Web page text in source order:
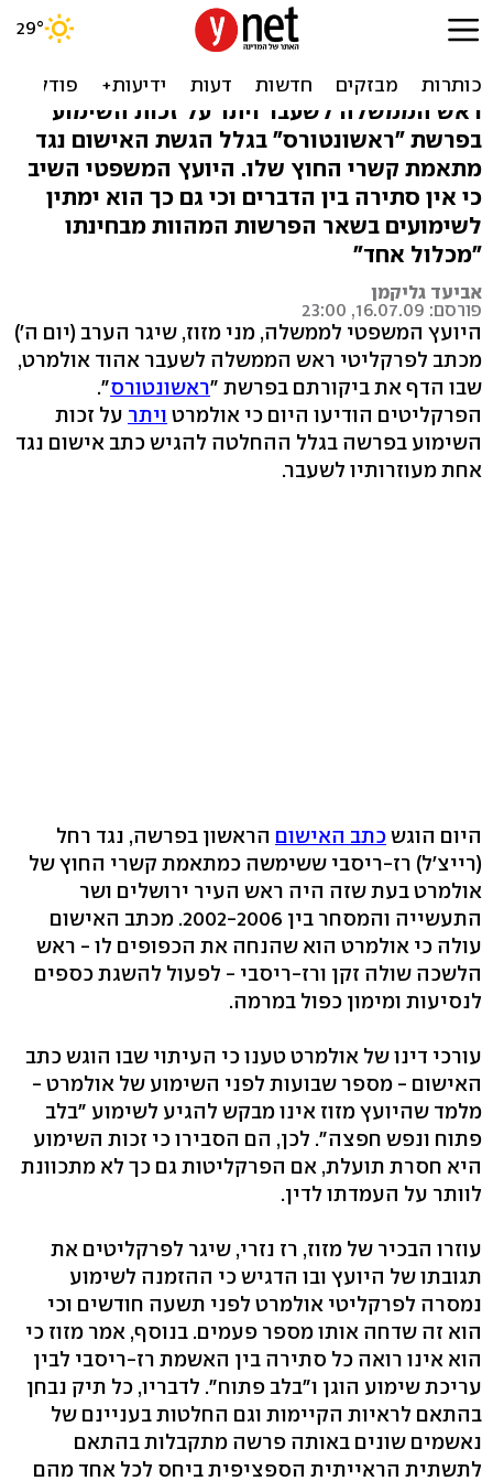
מזוז עונה לאולמרט: כל
הפרשות ביחד
ראש הממשלה לשעבר ויתר על זכות השימוע
בפרשת "ראשונטורס" בגלל הגשת האישום נגד
מתאמת קשרי החוץ שלו. היועץ המשפטי השיב
כי אין סתירה בין הדברים וכי גם כך הוא ימתין
לשימועים בשאר הפרשות המהוות מבחינתו
"מכלול אחד"
אביעד גליקמן
פורסם: 16.07.09, 23:00
היועץ המשפטי לממשלה, מני מזוז, שיגר הערב (יום ה')
מכתב לפרקליטי ראש הממשלה לשעבר אהוד אולמרט,
שבו הדף את ביקורתם בפרשת "ראשונטורס".
הפרקליטים הודיעו היום כי אולמרט ויתר על זכות
השימוע בפרשה בגלל ההחלטה להגיש כתב אישום נגד
אחת מעוזרותיו לשעבר.
היום הוגשכתב האישום הראשון בפרשה, נגד רחל
(רייצ'ל) רז-ריסבי ששימשה כמתאמת קשרי החוץ של
אולמרט בעת שזה היה ראש העיר ירושלים ושר
התעשייה והמסחר בין 2002-2006. מכתב האישום
עולה כי אולמרט הוא שהנחה את הכפופים לו - ראש
הלשכה שולה זקן ורז-ריסבי - לפעול להשגת כספים
לנסיעות ומימון כפול במרמה.
עורכי דינו של אולמרט טענו כי העיתוי שבו הוגש כתב
האישום - מספר שבועות לפני השימוע של אולמרט -
מלמד שהיועץ מזוז אינו מבקש להגיע לשימוע "בלב
פתוח ונפש חפצה". לכן, הם הסבירו כי זכות השימוע
היא חסרת תועלת, אם הפרקליטות גם כך לא מתכוונת
לוותר על העמדתו לדין.
עוזרו הבכיר של מזוז, רז נזרי, שיגר לפרקליטים את
תגובתו של היועץ ובו הדגיש כי ההזמנה לשימוע
נמסרה לפרקליטי אולמרט לפני תשעה חודשים וכי
הוא זה שדחה אותו מספר פעמים. בנוסף, אמר מזוז כי
הוא אינו רואה כל סתירה בין האשמת רז-ריסבי לבין
עריכת שימוע הוגן ו"בלב פתוח". לדבריו, כל תיק נבחן
בהתאם לראיות הקיימות וגם החלטות בעניינם של
נאשמים שונים באותה פרשה מתקבלות בהתאם
לתשתית הראייתית הספציפית ביחס לכל אחד מהם